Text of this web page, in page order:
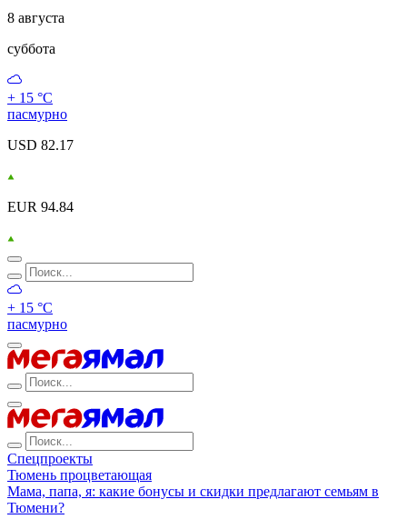
8 августа
суббота
+ 15 °С
пасмурно
USD 82.17
EUR 94.84
+ 15 °С
пасмурно
Спецпроекты
Тюмень процветающая
Мама, папа, я: какие бонусы и скидки предлагают семьям в
Тюмени?